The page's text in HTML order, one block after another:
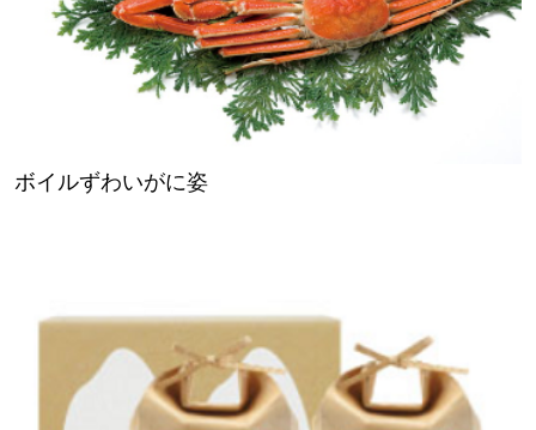
ボイルずわいがに姿